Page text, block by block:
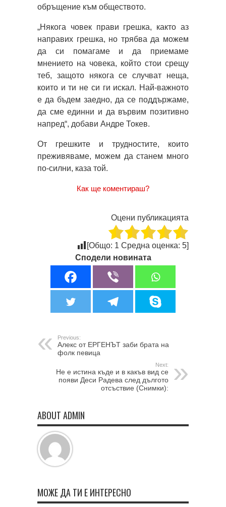
обръщение към обществото.
„Някога човек прави грешка, както аз
направих грешка, но трябва да можем
да си помагаме и да приемаме
мнението на човека, който стои срещу
теб, защото някога се случват неща,
които и ти не си ги искал. Най-важното
е да бъдем заедно, да се поддържаме,
да сме единни и да вървим позитивно
напред“, добави Андре Токев.
От грешките и трудностите, които
преживяваме, можем да станем много
по-силни, каза той.
Как ще коментираш?
Оцени публикацията
[Общо: 1 Средна оценка: 5
Сподели новината
Previous:
Алекс от ЕРГЕНЪТ заби брата на
фолк певица
Next:
Не е истина къде и в какъв вид се
появи Деси Радева след дългото
отсъствие (Снимки):
ABOUT ADMIN
МОЖЕ ДА ТИ Е ИНТЕРЕСНО